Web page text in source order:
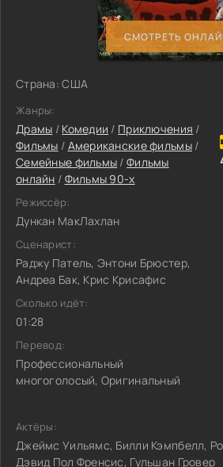
СМОТРЕТЬ
Страна: США
Жанры:
Драмы / Комедии / Приключения /
Фильмы / Американские фильмы/
Семейные фильмы /Фильмы
онлайн / Фильмы 90-х
Режиссёр:
Дункан МакЛахлан
Сценарист:
Раджу Патель, Энтони Брюстер,
Андреа Бак, Крис Крисафис
Сколько идёт:
01:28
Перевод:
Профессиональный
многоголосый, Оригинальный
Актёры:
Джеймс Уильямс, Билли Кэмпбелл,
Дэвид Пол Френсис, Гульшан Гровер